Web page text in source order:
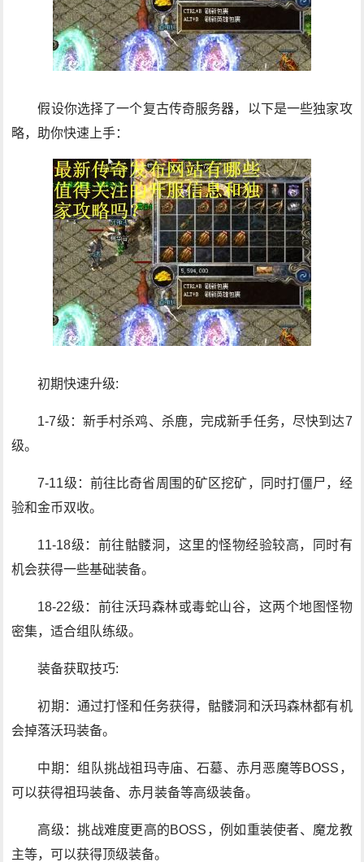
假设你选择了一个复古传奇服务器，以下是一些独家攻
略，助你快速上手：
初期快速升级:
1-7级：新手村杀鸡、杀鹿，完成新手任务，尽快到达7
级。
7-11级：前往比奇省周围的矿区挖矿，同时打僵尸，经
验和金币双收。
11-18级：前往骷髅洞，这里的怪物经验较高，同时有
机会获得一些基础装备。
18-22级：前往沃玛森林或毒蛇山谷，这两个地图怪物
密集，适合组队练级。
装备获取技巧:
初期：通过打怪和任务获得，骷髅洞和沃玛森林都有机
会掉落沃玛装备。
中期：组队挑战祖玛寺庙、石墓、赤月恶魔等BOSS，
可以获得祖玛装备、赤月装备等高级装备。
高级：挑战难度更高的BOSS，例如重装使者、魔龙教
主等，可以获得顶级装备。